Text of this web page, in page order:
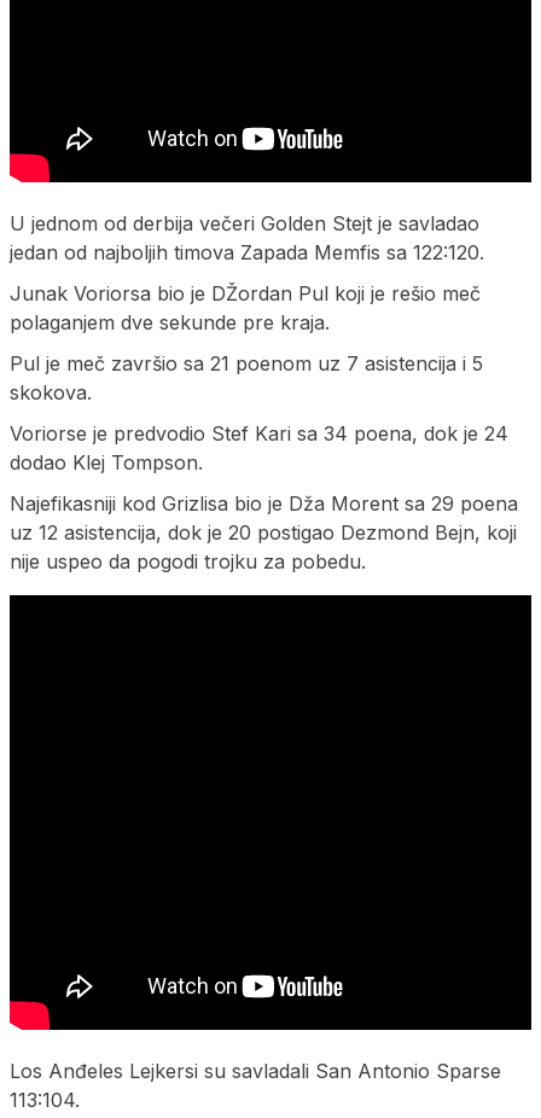
U jednom od derbija večeri Golden Stejt je savladao
jedan od najboljih timova Zapada Memfis sa 122:120.
Junak Voriorsa bio je DŽordan Pul koji je rešio meč
polaganjem dve sekunde pre kraja.
Pul je meč završio sa 21 poenom uz 7 asistencija i 5
skokova.
Voriorse je predvodio Stef Kari sa 34 poena, dok je 24
dodao Klej Tompson.
Najefikasniji kod Grizlisa bio je Dža Morent sa 29 poena
uz 12 asistencija, dok je 20 postigao Dezmond Bejn, koji
nije uspeo da pogodi trojku za pobedu.
Los Anđeles Lejkersi su savladali San Antonio Sparse
113:104.